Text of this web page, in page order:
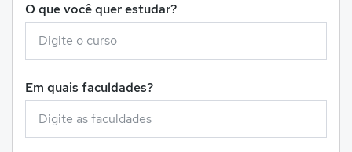
O que você quer estudar?
Em quais faculdades?